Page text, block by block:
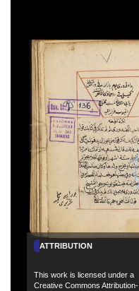
ATTRIBUTION
This work is licensed under a
Creative Commons Attribution-